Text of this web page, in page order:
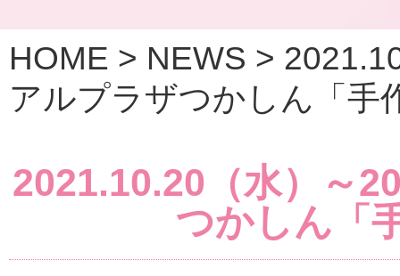
HOME > NEWS >
アルプラザつかしん「手
2021.10.20（水）～
つかしん「